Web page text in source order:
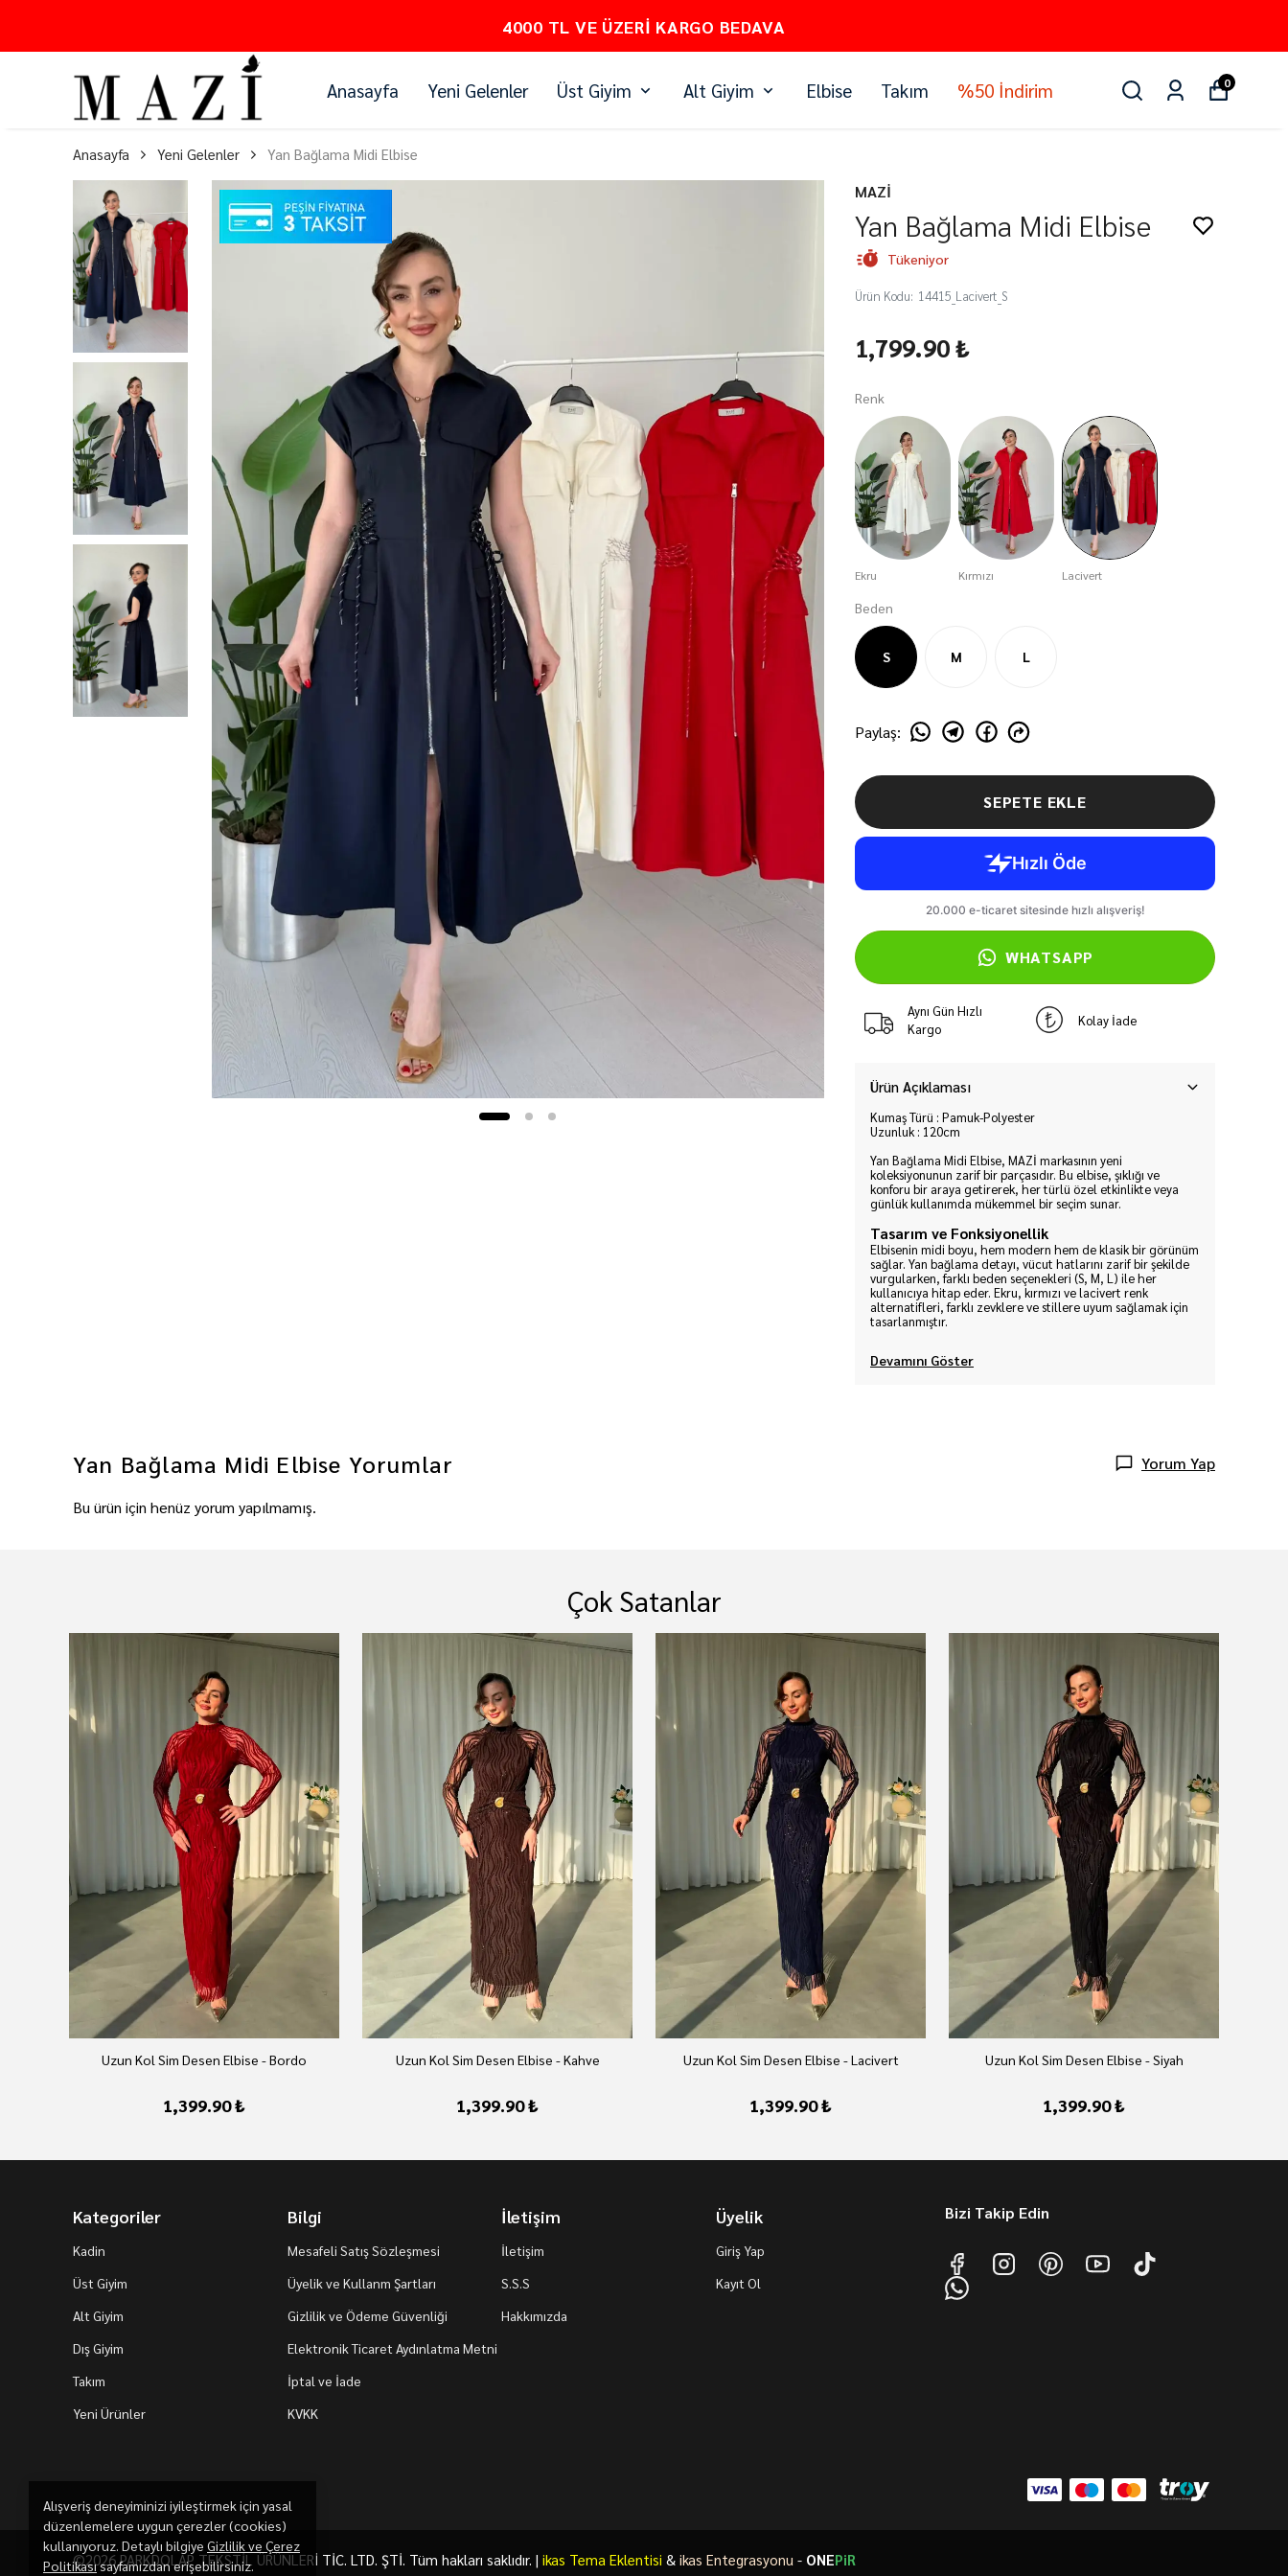
PEŞİN FİYATINA 3 TAKSİT
Anasayfa Yeni Gelenler Üst Giyim Alt Giyim Elbise Takım %50 İndirim 0
Alışveriş deneyiminizi iyileştirmek için yasal
düzenlemelere uygun çerezler (cookies)
kullanıyoruz. Detaylı bilgiye Gizlilik ve Çerez
Politikasısayfamızdan erişebilirsiniz.
Anasayfa Yeni Gelenler Yan Bağlama Midi Elbise
MAZİ
Yan Bağlama Midi Elbise
Tükeniyor
Ürün Kodu: 14415_Lacivert_S
1,799.90 ₺
Renk
Ekru Kırmızı Lacivert
Beden
S M L
Paylaş:
SEPETE EKLE
WHATSAPP
Aynı Gün Hızlı
Kargo
Kolay İade
Ürün Açıklaması
Kumaş Türü : Pamuk-Polyester
Uzunluk : 120cm
Yan Bağlama Midi Elbise, MAZİ markasının yeni
koleksiyonunun zarif bir parçasıdır. Bu elbise, şıklığı ve
konforu bir araya getirerek, her türlü özel etkinlikte veya
günlük kullanımda mükemmel bir seçim sunar.
Tasarım ve Fonksiyonellik
Elbisenin midi boyu, hem modern hem de klasik bir görünüm
sağlar. Yan bağlama detayı, vücut hatlarını zarif bir şekilde
vurgularken, farklı beden seçenekleri (S, M, L) ile her
kullanıcıya hitap eder. Ekru, kırmızı ve lacivert renk
alternatifleri, farklı zevklere ve stillere uyum sağlamak için
tasarlanmıştır.
Devamını Göster
Yan Bağlama Midi Elbise Yorumlar Yorum Yap
Bu ürün için henüz yorum yapılmamış.
Çok Satanlar
Uzun Kol Sim Desen Elbise - Bordo
1,399.90 ₺
Uzun Kol Sim Desen Elbise - Kahve
1,399.90 ₺
Uzun Kol Sim Desen Elbise - Lacivert
1,399.90 ₺
Uzun Kol Sim Desen Elbise - Siyah
1,399.90 ₺
Kategoriler
Kadin
Üst Giyim
Alt Giyim
Dış Giyim
Takım
Yeni Ürünler
Bilgi
Mesafeli Satış Sözleşmesi
Üyelik ve Kullanm Şartları
Gizlilik ve Ödeme Güvenliği
Elektronik Ticaret Aydınlatma Metni
İptal ve İade
KVKK
İletişim
İletişim
S.S.S
Hakkımızda
Üyelik
Giriş Yap
Kayıt Ol
Bizi Takip Edin
©2026 PARKDOLAP TEKSTİL ÜRÜNLERİ TİC. LTD. ŞTİ. Tüm hakları saklıdır. | ikas Tema Eklentisi & ikas Entegrasyonu - ONEPiR